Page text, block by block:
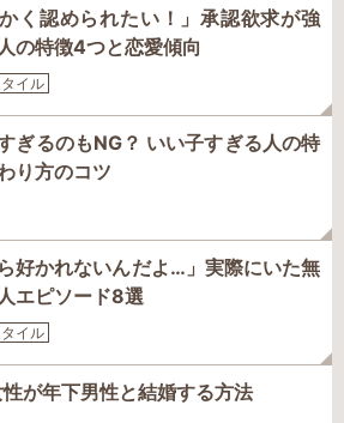
かく認められたい！」承認欲求が強
の特徴4つと恋愛傾向
イル
ぎるのもNG？ いい子すぎる人の特
り方のコツ
ら好かれないんだよ…」実際にいた無
エピソード8選
イル
が年下男性と結婚する方法